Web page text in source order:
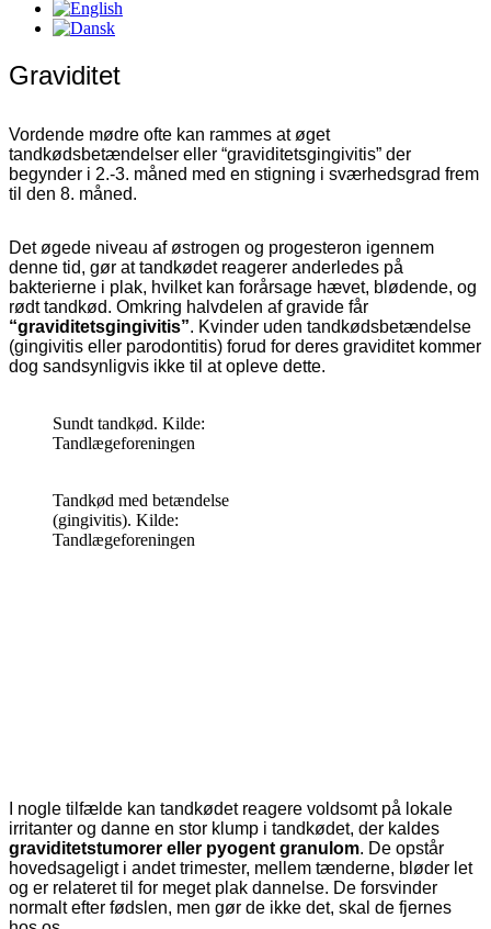
Graviditet
Vordende mødre ofte kan rammes at øget
tandkødsbetændelser eller “graviditetsgingivitis” der
begynder i 2.-3. måned med en stigning i sværhedsgrad frem
til den 8. måned.
Det øgede niveau af østrogen og progesteron igennem
denne tid, gør at tandkødet reagerer anderledes på
bakterierne i plak, hvilket kan forårsage hævet, blødende, og
rødt tandkød. Omkring halvdelen af gravide får
“graviditetsgingivitis”. Kvinder uden tandkødsbetændelse
(gingivitis eller parodontitis) forud for deres graviditet kommer
dog sandsynligvis ikke til at opleve dette.
Sundt tandkød. Kilde:
Tandlægeforeningen
Tandkød med betændelse
(gingivitis). Kilde:
Tandlægeforeningen
I nogle tilfælde kan tandkødet reagere voldsomt på lokale
irritanter og danne en stor klump i tandkødet, der kaldes
graviditetstumorer eller pyogent granulom. De opstår
hovedsageligt i andet trimester, mellem tænderne, bløder let
og er relateret til for meget plak dannelse. De forsvinder
normalt efter fødslen, men gør de ikke det, skal de fjernes